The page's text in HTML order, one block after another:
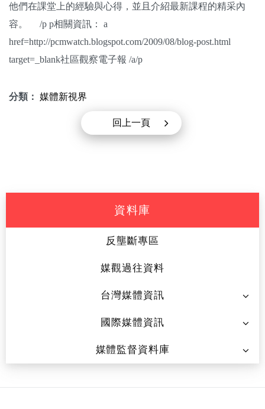
研究計畫
申訴
他們在課堂上的經驗與心得，並且介紹最新課程的精采內
容。 /p p相關資訊： a
href=http://pcmwatch.blogspot.com/2009/08/blog-post.html
target=_blank社區觀察電子報 /a/p
分類： 媒體新視界
回上一頁
資料庫
反壟斷專區
媒觀過往資料
台灣媒體資訊
國際媒體資訊
媒體監督資料庫